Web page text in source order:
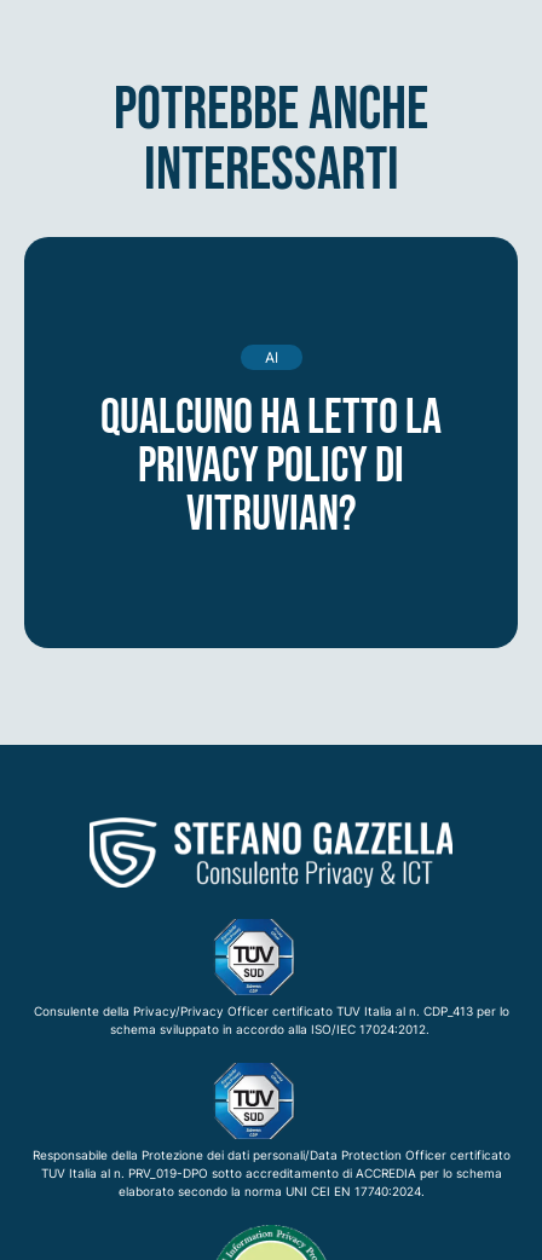
potrebbe anche
interessarti
AI
Qualcuno ha letto la
privacy policy di
Vitruvian?
Consulente della Privacy/Privacy Officer certificato TUV Italia al n. CDP_413 per lo
schema sviluppato in accordo alla ISO/IEC 17024:2012.
Responsabile della Protezione dei dati personali/Data Protection Officer certificato
TUV Italia al n. PRV_019-DPO sotto accreditamento di ACCREDIA per lo schema
elaborato secondo la norma UNI CEI EN 17740:2024.